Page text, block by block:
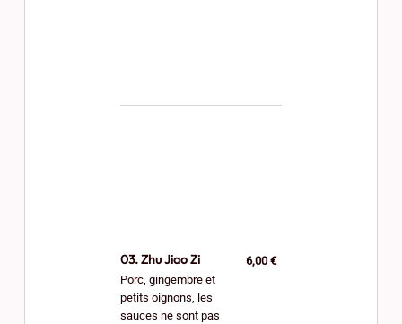
03. Zhu Jiao Zi
Porc, gingembre et
petits oignons, les
sauces ne sont pas
6,00 €